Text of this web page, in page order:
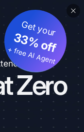
Zero
Get your
33% off
+ free AI Agent